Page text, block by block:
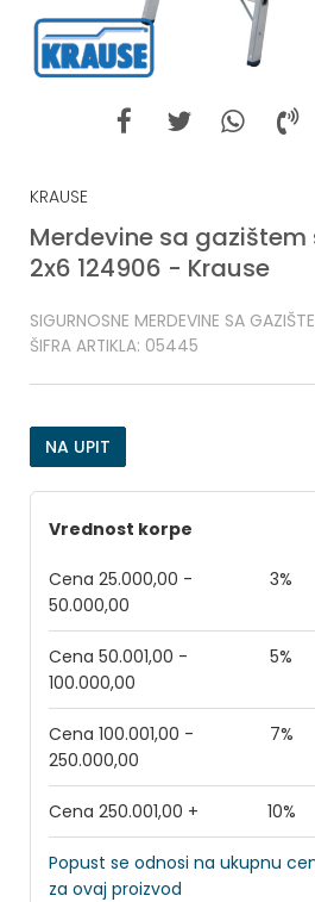
KRAUSE
Merdevine sa
2x6 124906 - Krause
SIGURNOSNE MERDEVINE SA
ŠIFRA ARTIKLA: 05445
NA UPIT
Vrednost korpe
Cena 25.000,00 -
50.000,00
3%
Cena 50.001,00 -
100.000,00
5%
Cena 100.001,00 -
250.000,00
7%
Cena 250.001,00 + 10%
Popust se odnosi na ukupnu
za ovaj proizvod